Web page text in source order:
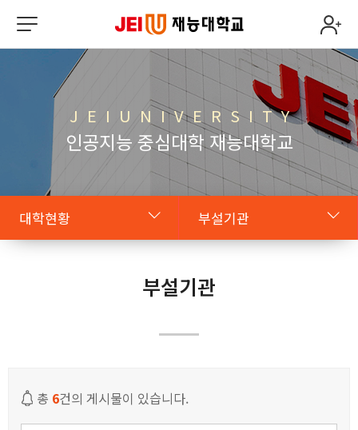
J E I U N I V E R S I T Y
인공지능 중심대학 재능대학교
대학현황
캠퍼스안내
부설기관
부설기관
총 6건의 게시물이 있습니다.